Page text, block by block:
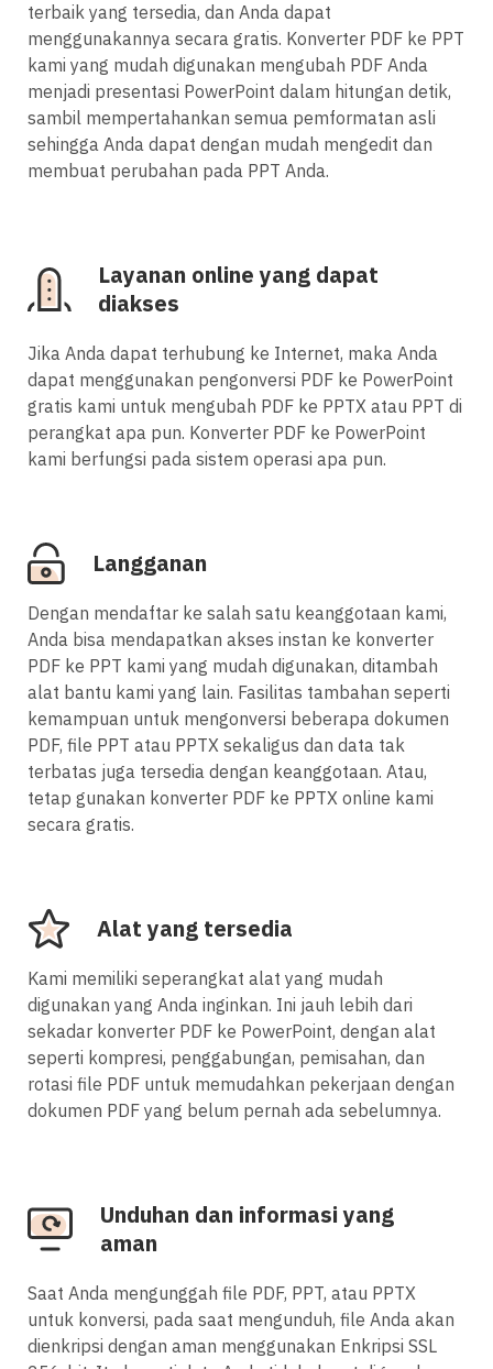
terbaik yang tersedia, dan Anda dapat
menggunakannya secara gratis. Konverter PDF ke PPT
kami yang mudah digunakan mengubah PDF Anda
menjadi presentasi PowerPoint dalam hitungan detik,
sambil mempertahankan semua pemformatan asli
sehingga Anda dapat dengan mudah mengedit dan
membuat perubahan pada PPT Anda.
Layanan online yang dapat
diakses
Jika Anda dapat terhubung ke Internet, maka Anda
dapat menggunakan pengonversi PDF ke PowerPoint
gratis kami untuk mengubah PDF ke PPTX atau PPT di
perangkat apa pun. Konverter PDF ke PowerPoint
kami berfungsi pada sistem operasi apa pun.
Langganan
Dengan mendaftar ke salah satu keanggotaan kami,
Anda bisa mendapatkan akses instan ke konverter
PDF ke PPT kami yang mudah digunakan, ditambah
alat bantu kami yang lain. Fasilitas tambahan seperti
kemampuan untuk mengonversi beberapa dokumen
PDF, file PPT atau PPTX sekaligus dan data tak
terbatas juga tersedia dengan keanggotaan. Atau,
tetap gunakan konverter PDF ke PPTX online kami
secara gratis.
Alat yang tersedia
Kami memiliki seperangkat alat yang mudah
digunakan yang Anda inginkan. Ini jauh lebih dari
sekadar konverter PDF ke PowerPoint, dengan alat
seperti kompresi, penggabungan, pemisahan, dan
rotasi file PDF untuk memudahkan pekerjaan dengan
dokumen PDF yang belum pernah ada sebelumnya.
Unduhan dan informasi yang
aman
Saat Anda mengunggah file PDF, PPT, atau PPTX
untuk konversi, pada saat mengunduh, file Anda akan
dienkripsi dengan aman menggunakan Enkripsi SSL